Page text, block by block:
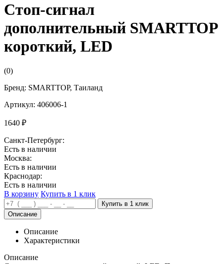
Стоп-сигнал
дополнительный SMARTTOP
короткий, LED
(0)
Бренд: SMARTTOP, Таиланд
Артикул: 406006-1
1640 ₽
Санкт-Петербург:
Есть в наличии
Москва:
Есть в наличии
Краснодар:
Есть в наличии
В корзину Купить в 1 клик
Описание
Описание
Характеристики
Описание